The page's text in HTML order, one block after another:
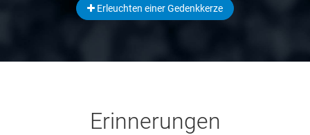
Erleuchten einer Gedenkkerze
Erinnerungen